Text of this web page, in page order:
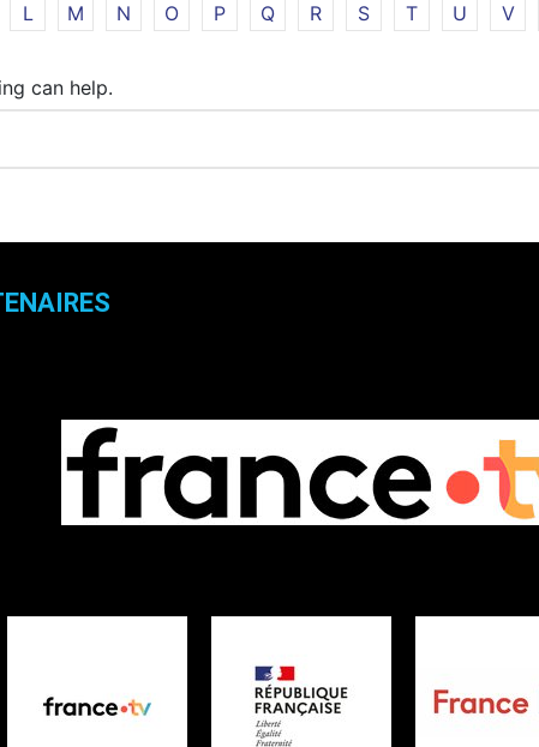
L M N O P Q R S T U V
can help.